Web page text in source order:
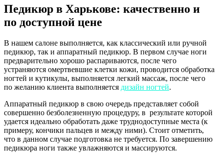
Педикюр в Харькове: качественно и
по доступной цене
В нашем салоне выполняется, как классический или ручной
педикюр, так и аппаратный педикюр. В первом случае ноги
предварительно хорошо распариваются, после чего
устраняются омертвевшие клетки кожи, проводится обработка
ногтей и кутикулы, выполняется легкий массаж, после чего
по желанию клиента выполняется дизайн ногтей.
Аппаратный педикюр в свою очередь представляет собой
совершенно безболезненную процедуру, в результате которой
удается идеально обработать даже труднодоступные места (к
примеру, кончики пальцев и между ними). Стоит отметить,
что в данном случае подготовка не требуется. По завершению
педикюра ноги также увлажняются и массируются.